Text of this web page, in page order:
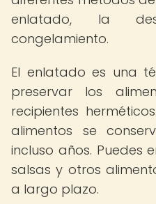
enlatado, la
congelamiento.
El enlatado es una
preservar los
recipientes
alimentos se
incluso años. Puedes
salsas y otros
a largo plazo.